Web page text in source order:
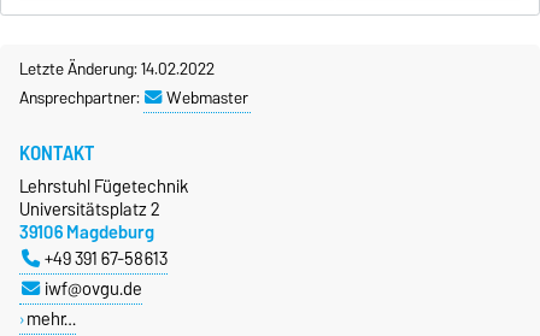
Letzte Änderung: 14.02.2022
Ansprechpartner:
Webmaster
KONTAKT
Lehrstuhl Fügetechnik
Universitätsplatz 2
39106 Magdeburg
+49 391 67-58613
iwf@ovgu.de
mehr…